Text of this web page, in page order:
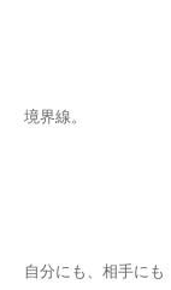
境界線。
自分にも、相手にも